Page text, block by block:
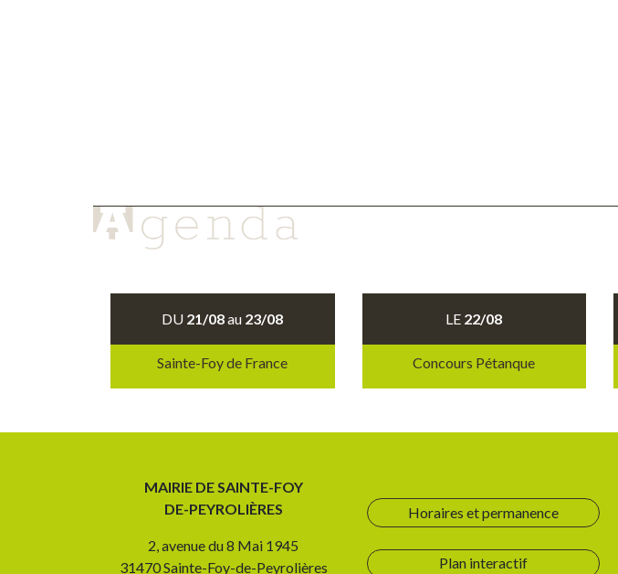
DU 21/08au 23/08
Sainte-Foy de France
LE 22/08
Concours Pétanque
MAIRIE DE SAINTE-FOY
DE-PEYROLIÈRES
2, avenue du 8 Mai 1945
31470 Sainte-Foy-de-Peyrolières
Horaires et permanence
Plan interactif